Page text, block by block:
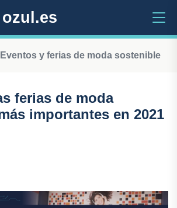
ozul.es
Eventos y ferias de moda sostenible
ferias de moda
importantes en 2021